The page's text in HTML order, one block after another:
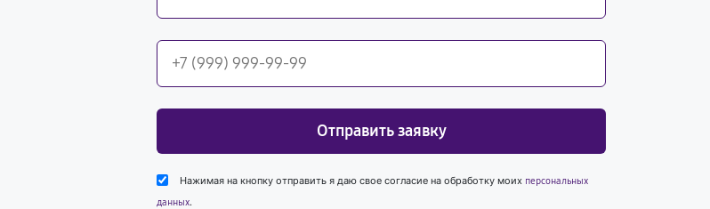
Отправить заявку
Нажимая на кнопку отправить я даю свое согласие на обработку моих персональных
данных.